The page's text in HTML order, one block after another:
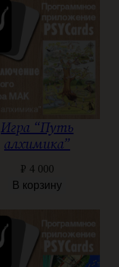
Игра “Путь
алхимика”
₽ 4 000
В корзину